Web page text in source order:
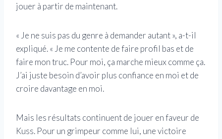
jouer à partir de maintenant.
« Je ne suis pas du genre à demander autant », a-t-il
expliqué. « Je me contente de faire profil bas et de
faire mon truc. Pour moi, ça marche mieux comme ça.
J’ai juste besoin d’avoir plus confiance en moi et de
croire davantage en moi.
Mais les résultats continuent de jouer en faveur de
Kuss. Pour un grimpeur comme lui, une victoire